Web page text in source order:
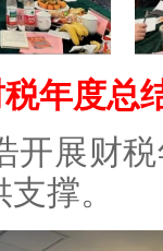
税年度总
展财税
撑。